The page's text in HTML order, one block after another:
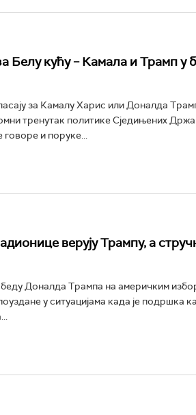
Белу кућу – Камала и Трамп у
за Камалу Харис или Доналда
тренутак политике Сједињених
говоре и поруке...
верују Трампу, а
Доналда Трампа на америчким
у ситуацијама када је подршка